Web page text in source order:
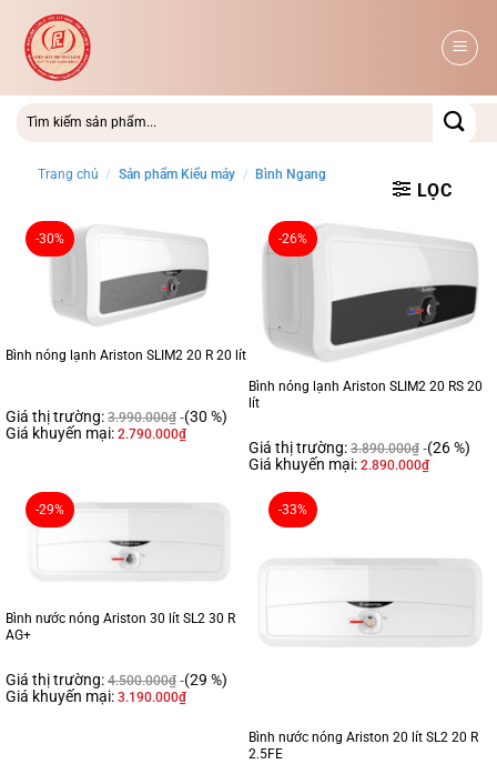
qua
dung
Trang chủ / Sản phẩm Kiểu máy / Bình Ngang
LỌC
-30%
Bình nóng lạnh Ariston SLIM2 20 R 20 lít
Giá thị trường: 3.990.000₫ (30 %)
Giá khuyến mại: 2.790.000₫
-26%
Bình nóng lạnh Ariston SLIM2 20 RS 20
lít
Giá thị trường: 3.890.000₫ (26 %)
Giá khuyến mại: 2.890.000₫
-29%
Bình nước nóng Ariston 30 lít SL2 30 R
AG+
Giá thị trường: 4.500.000₫ (29 %)
Giá khuyến mại: 3.190.000₫
-33%
Bình nước nóng Ariston 20 lít SL2 20 R
2.5FE